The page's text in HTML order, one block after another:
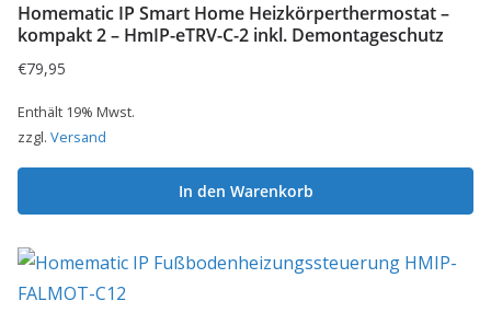
Homematic IP Smart Home Heizkörperthermostat –
kompakt 2 – HmIP-eTRV-C-2 inkl. Demontageschutz
€79,95
Enthält 19% Mwst.
zzgl. Versand
In den Warenkorb